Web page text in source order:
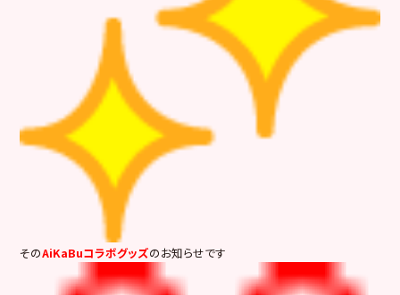
そのAiKaBuコラボグッズのお知らせです